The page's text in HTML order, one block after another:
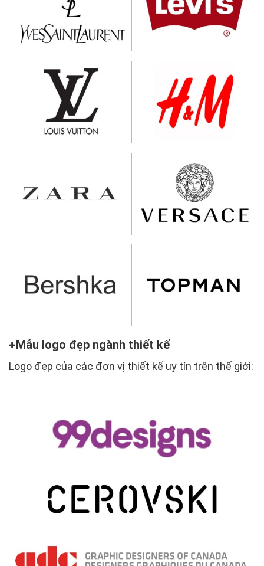
Mẫu logo đẹp ngành thiết kế
Logo đẹp của các đơn vị thiết kế uy tín trên thế giới: